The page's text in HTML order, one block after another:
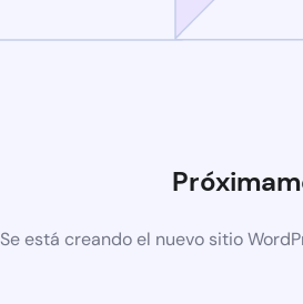
Se está creando el nuevo sitio